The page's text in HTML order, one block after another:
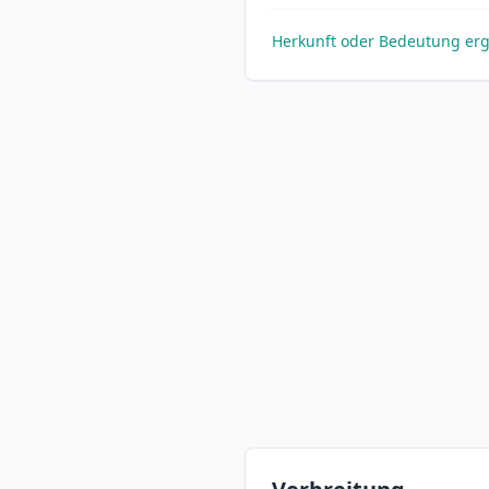
Herkunft oder Bedeutung